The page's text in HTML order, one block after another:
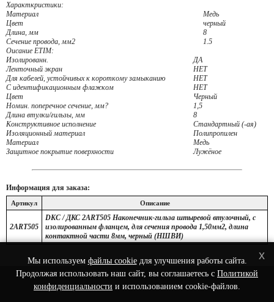
Мы используем файлы cookieдля улучшения работы сайта.
Продолжая использовать наш сайт, вы соглашаетесь с Политикой
конфиденциальности и использованием cookie-файлов.
x
Характкристики:
Материал
Медь
Цвет
черный
Длина, мм
8
Сечение провода, мм2
1.5
Оисание ETIM:
Изолированн.
ДА
Ленточный экран
НЕТ
Для кабелей, устойчивых к короткому замыканию
НЕТ
С идентификационным флажком
НЕТ
Цвет
Черный
Номин. поперечное сечение, мм?
1,5
Длина втулки/гильзы, мм
8
Конструктивное исполнение
Стандартный (-ая)
Изоляционный материал
Полипропилен
Материал
Медь
Защитное покрытие поверхности
Лужёное
Информация для заказа:
Артикул Описание
2ART505
DKC / ДКС 2ART505 Наконечник-гильза штыревой втулочный, с
изолированным фланцем, для сечения провода 1,50мм2, длина
контактной части 8мм, черный (НШВИ)
© 2022 Интернет-Магазин сетевого оборудования - Nets-Shop.ru.